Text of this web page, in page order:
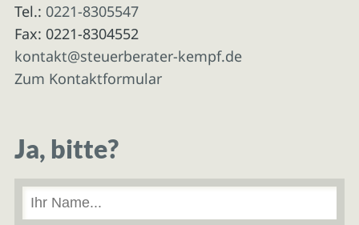
Tel.: 0221-8305547
Fax: 0221-8304552
kontakt@steuerberater-kempf.de
Zum Kontaktformular
Ja, bitte?